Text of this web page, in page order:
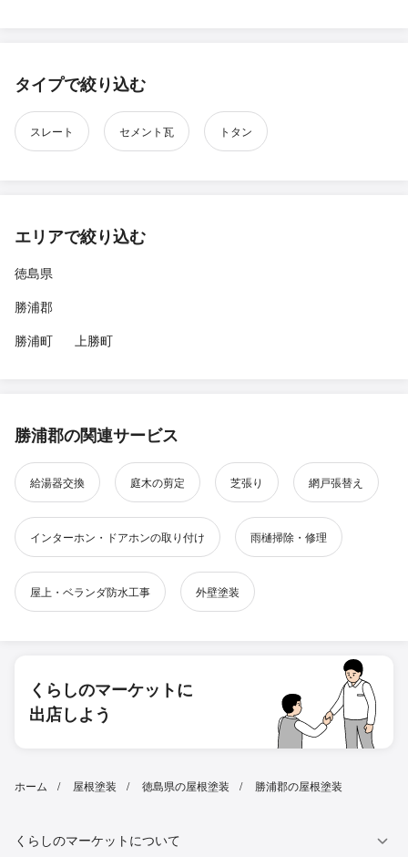
タイプで絞り込む
スレート セメント瓦 トタン
エリアで絞り込む
徳島県
勝浦郡
勝浦町
上勝町
勝浦郡の関連サービス
給湯器交換 庭木の剪定 芝張り 網戸張替え
インターホン・ドアホンの取り付け 雨樋掃除・修理
屋上・ベランダ防水工事 外壁塗装
くらしのマーケットに
出店しよう
ホーム 屋根塗装 徳島県の屋根塗装 勝浦郡の屋根塗装
くらしのマーケットについて